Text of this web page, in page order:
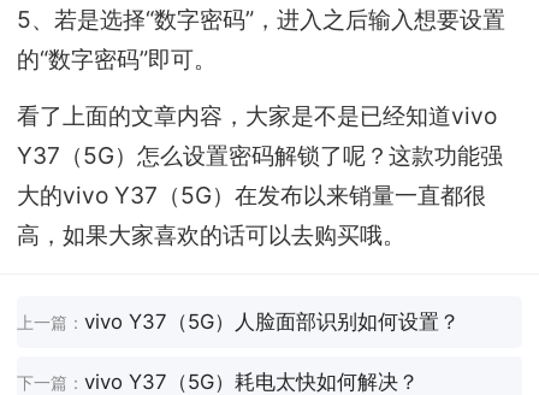
5、若是选择“数字密码”，进入之后输入想要设置
的“数字密码”即可。
看了上面的文章内容，大家是不是已经知道vivo
Y37（5G）怎么设置密码解锁了呢？这款功能强
大的vivo Y37（5G）在发布以来销量一直都很
高，如果大家喜欢的话可以去购买哦。
上一篇：vivo Y37（5G）人脸面部识别如何设置？
下一篇：vivo Y37（5G）耗电太快如何解决？